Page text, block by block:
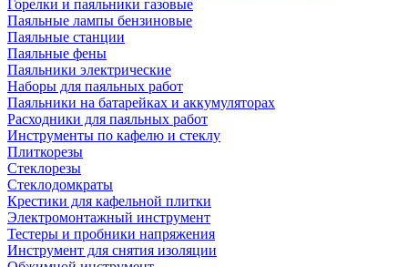
Горелки и паяльники газовые
Паяльные лампы бензиновые
Паяльные станции
Паяльные фены
Паяльники электрические
Наборы для паяльных работ
Паяльники на батарейках и аккумуляторах
Расходники для паяльных работ
Инструменты по кафелю и стеклу
Плиткорезы
Стеклорезы
Стеклодомкраты
Крестики для кафельной плитки
Электромонтажный инструмент
Тестеры и пробники напряжения
Инструмент для снятия изоляции